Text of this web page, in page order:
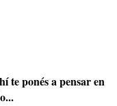
te ponés a pensar en